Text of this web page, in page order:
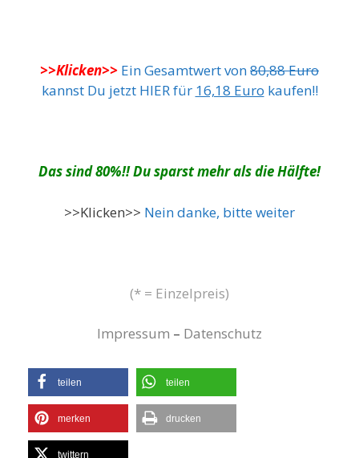
>>Klicken>> Ein Gesamtwert von80,88 Euro
kannst Du jetzt HIER für 16,18 Euro kaufen!!
Das sind 80%!! Du sparst mehr als die Hälfte!
>>Klicken>> Nein danke, bitte weiter
(* = Einzelpreis)
Impressum – Datenschutz
teilen teilen
merken drucken
twittern